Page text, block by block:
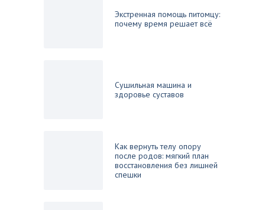
Экстренная помощь питомцу:
почему время решает всё
Сушильная машина и
здоровье суставов
Как вернуть телу опору
после родов: мягкий план
восстановления без лишней
спешки